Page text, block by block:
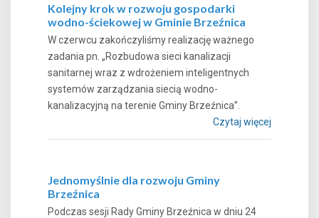
Kolejny krok w rozwoju gospodarki
wodno-ściekowej w Gminie Brzeźnica
W czerwcu zakończyliśmy realizację ważnego
zadania pn. „Rozbudowa sieci kanalizacji
sanitarnej wraz z wdrożeniem inteligentnych
systemów zarządzania siecią wodno-
kanalizacyjną na terenie Gminy Brzeźnica”.
Czytaj więcej
Jednomyślnie dla rozwoju Gminy
Brzeźnica
Podczas sesji Rady Gminy Brzeźnica w dniu 24